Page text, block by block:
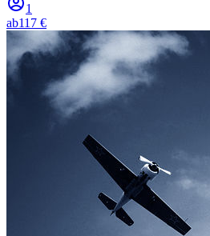
1
ab117 €